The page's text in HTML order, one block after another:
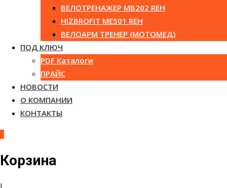
ВЕЛОТРЕНАЖЕР MB202 REH
HIZBROFIT ME501 REH
ВЕЛОАРМ ТРЕНЕР (МОТОМЕД)
ПОД КЛЮЧ
PDF Каталоги
ПРАЙС
НОВОСТИ
О КОМПАНИИ
КОНТАКТЫ
Корзина